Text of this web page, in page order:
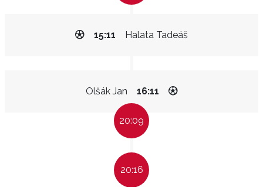
Halata Tadeáš
15:11
Olšák Jan 16:11
20:09
20:16